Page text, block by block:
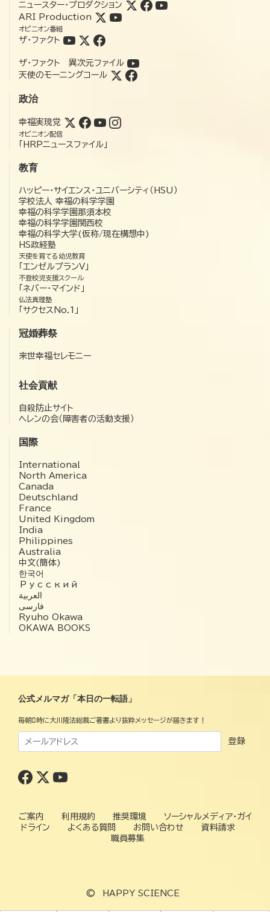
ニュースター・プロダクション
ARI Production
オピニオン番組
ザ・ファクト
ザ・ファクト 異次元ファイル
天使のモーニングコール
政治
幸福実現党
オピニオン配信
「HRPニュースファイル」
教育
ハッピー・サイエンス・ユニバーシティ（HSU）
学校法人 幸福の科学学園
幸福の科学学園那須本校
幸福の科学学園関西校
幸福の科学大学(仮称/現在構想中)
HS政経塾
天使を育てる幼児教育
「エンゼルプランV」
不登校児支援スクール
「ネバー・マインド」
仏法真理塾
「サクセスNo.1」
冠婚葬祭
来世幸福セレモニー
社会貢献
自殺防止サイト
ヘレンの会（障害者の活動支援）
国際
International
North America
Canada
Deutschland
France
United Kingdom
India
Philippines
Australia
中文(簡体)
한국어
Русский
العربية‏
فارسی
Ryuho Okawa
OKAWA BOOKS
公式メルマガ「本日の一転語」
毎朝8時に大川隆法総裁ご著書より抜粋メッセージが届きます！
登録
ご案内 利用規約 推奨環境
ソーシャルメディア・ガイ
ドライン
よくある質問 お問い合わせ
資料請求
職員募集
© HAPPY SCIENCE